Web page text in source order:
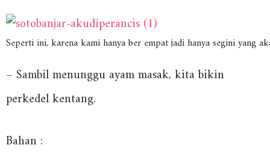
Seperti ini, karena kami hanya ber empat jadi hanya segini yang
– Sambil menunggu ayam masak, kita bikin
perkedel kentang.
Bahan :